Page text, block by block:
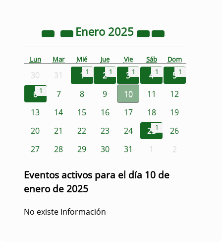
Enero 2025
Lun Mar Mié Jue Vie Sáb Dom
30 31 1 1 2 1 3 1 4 1 5 1
6 1 7 8 9 10 11
12
13
14 15 16 17 18
19
20
21 22 23 24 251
26
27
28 29 30 31 1 2
Eventos activos para el día 10 de
enero de 2025
No existe Información